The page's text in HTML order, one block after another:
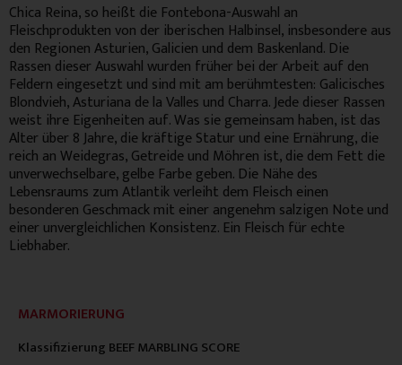
Chica Reina, so heißt die Fontebona-Auswahl an
Fleischprodukten von der iberischen Halbinsel, insbesondere aus
den Regionen Asturien, Galicien und dem Baskenland. Die
Rassen dieser Auswahl wurden früher bei der Arbeit auf den
Feldern eingesetzt und sind mit am berühmtesten: Galicisches
Blondvieh, Asturiana de la Valles und Charra. Jede dieser Rassen
weist ihre Eigenheiten auf. Was sie gemeinsam haben, ist das
Alter über 8 Jahre, die kräftige Statur und eine Ernährung, die
reich an Weidegras, Getreide und Möhren ist, die dem Fett die
unverwechselbare, gelbe Farbe geben. Die Nähe des
Lebensraums zum Atlantik verleiht dem Fleisch einen
besonderen Geschmack mit einer angenehm salzigen Note und
einer unvergleichlichen Konsistenz. Ein Fleisch für echte
Liebhaber.
MARMORIERUNG
Klassifizierung BEEF MARBLING SCORE